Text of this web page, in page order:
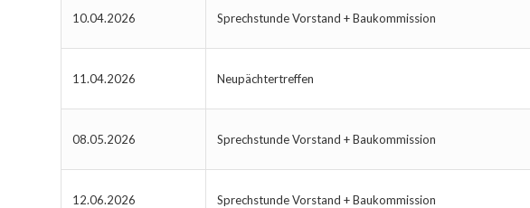
10.04.2026 Sprechstunde Vorstand + Baukommission
11.04.2026 Neupächtertreffen
08.05.2026 Sprechstunde Vorstand + Baukommission
12.06.2026 Sprechstunde Vorstand + Baukommission